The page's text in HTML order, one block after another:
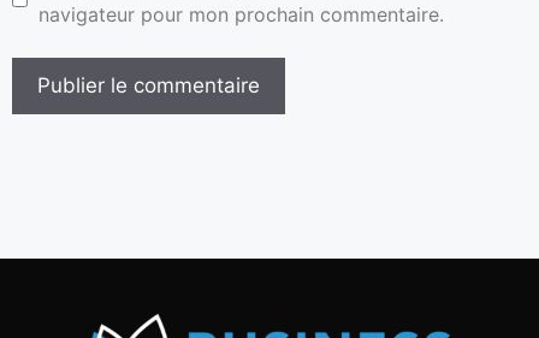
navigateur pour mon prochain commentaire.